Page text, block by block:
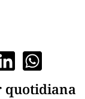
quotidiana